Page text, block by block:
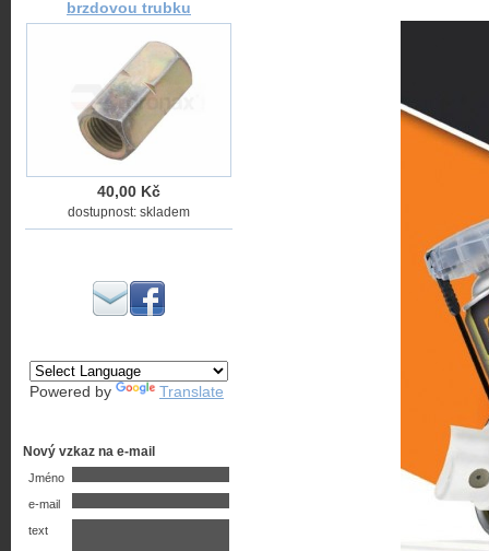
brzdovou trubku
40,00 Kč
dostupnost: skladem
Powered by Translate
Nový vzkaz na e-mail
Jméno
e-mail
text